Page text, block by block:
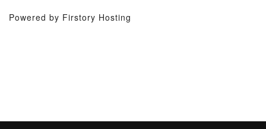
Powered by Firstory Hosting